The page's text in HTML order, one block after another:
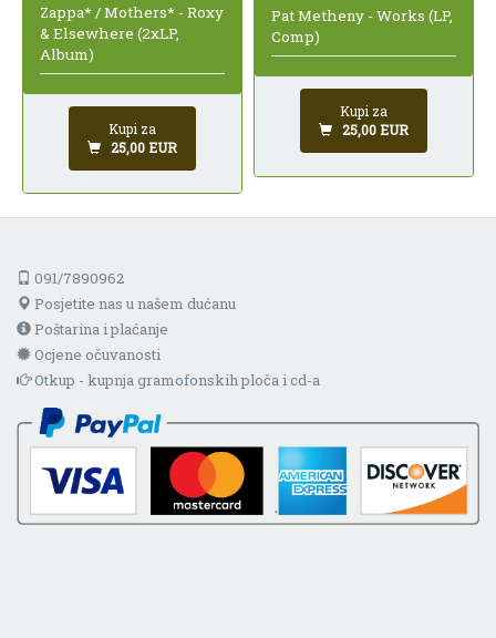
Zappa* / Mothers* - Roxy
& Elsewhere (2xLP,
Album)
Kupi za
25,00 EUR
Pat Metheny - Works (LP,
Comp)
Kupi za
25,00 EUR
091/7890962
Posjetite nas u našem dućanu
Poštarina i plaćanje
Ocjene očuvanosti
Otkup - kupnja gramofonskih ploča i cd-a